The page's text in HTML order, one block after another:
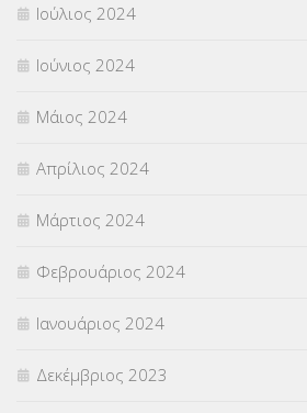
Ιούλιος 2024
Ιούνιος 2024
Μάιος 2024
Απρίλιος 2024
Μάρτιος 2024
Φεβρουάριος 2024
Ιανουάριος 2024
Δεκέμβριος 2023